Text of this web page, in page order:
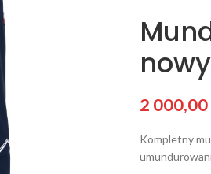
2 000,00
Kompletny